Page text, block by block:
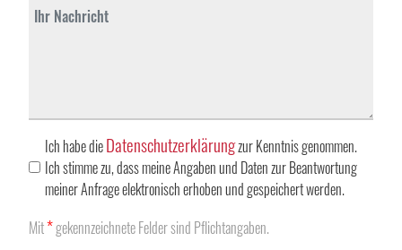
Ich habe dieDatenschutzerklärungzur Kenntnis genommen.
Ich stimme zu, dass meine Angaben und Daten zur Beantwortung
meiner Anfrage elektronisch erhoben und gespeichert werden.
Mit*gekennzeichnete Felder sind Pflichtangaben.